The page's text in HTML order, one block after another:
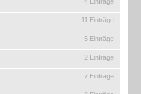
11 Einträge
5 Einträge
2 Einträge
7 Einträge